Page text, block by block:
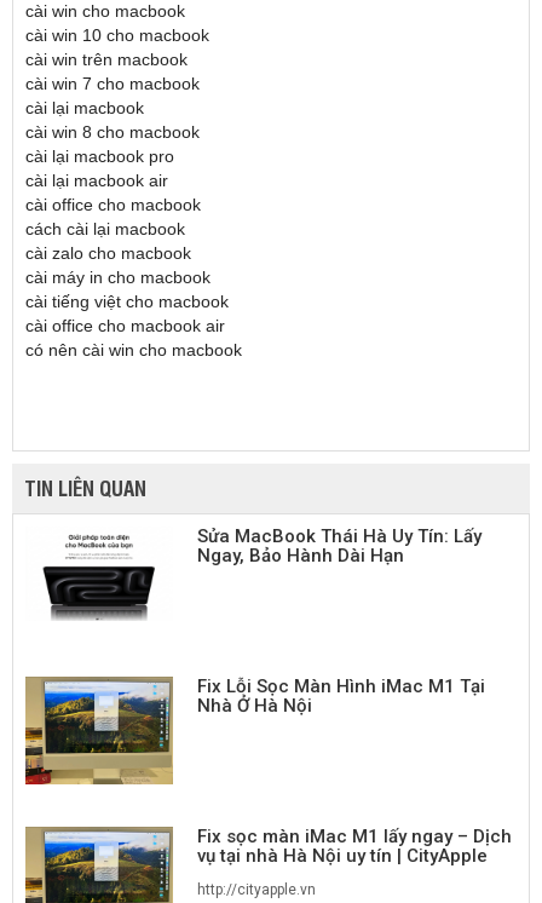
cài win cho macbook
cài win 10 cho macbook
cài win trên macbook
cài win 7 cho macbook
cài lại macbook
cài win 8 cho macbook
cài lại macbook pro
cài lại macbook air
cài office cho macbook
cách cài lại macbook
cài zalo cho macbook
cài máy in cho macbook
cài tiếng việt cho macbook
cài office cho macbook air
có nên cài win cho macbook
TIN LIÊN QUAN
Sửa MacBook Thái Hà Uy Tín: Lấy
Ngay, Bảo Hành Dài Hạn
Fix Lỗi Sọc Màn Hình iMac M1 Tại
Nhà Ở Hà Nội
Fix sọc màn iMac M1 lấy ngay – Dịch
vụ tại nhà Hà Nội uy tín | CityApple
http://cityapple.vn